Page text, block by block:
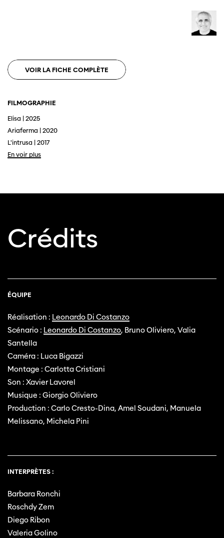
VOIR LA FICHE COMPLÈTE
FILMOGRAPHIE
Elisa | 2025
Ariaferma | 2020
L'intrusa | 2017
En voir plus
Crédits
ÉQUIPE
Réalisation : Leonardo Di Costanzo
Scénario : Leonardo Di Costanzo, Bruno Oliviero, Valia
Santella
Caméra : Luca Bigazzi
Montage : Carlotta Cristiani
Son : Xavier Lavorel
Musique : Giorgio Oliviero
Production : Carlo Cresto-Dina, Amel Soudani, Manuela
Melissano, Michela Pini
INTERPRÈTES :
Barbara Ronchi
Roschdy Zem
Diego Ribon
Valeria Golino